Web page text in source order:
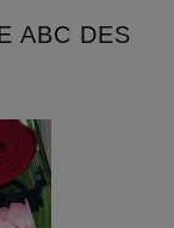
ABC DES